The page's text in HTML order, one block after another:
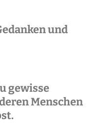
und
gewisse
Menschen